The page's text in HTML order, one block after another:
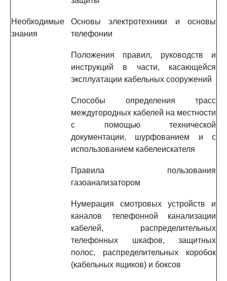
Необходимые
знания
Основы электротехники и основы
телефонии
Положения правил, руководств и
инструкций в части, касающейся
эксплуатации кабельных сооружений
Способы определения трасс
междугородных кабелей на местности
с помощью технической
документации, шурфованием и с
использованием кабелеискателя
Правила пользования
газоанализатором
Нумерация смотровых устройств и
каналов телефонной канализации
кабелей, распределительных
телефонных шкафов, защитных
полос, распределительных коробок
(кабельных ящиков) и боксов